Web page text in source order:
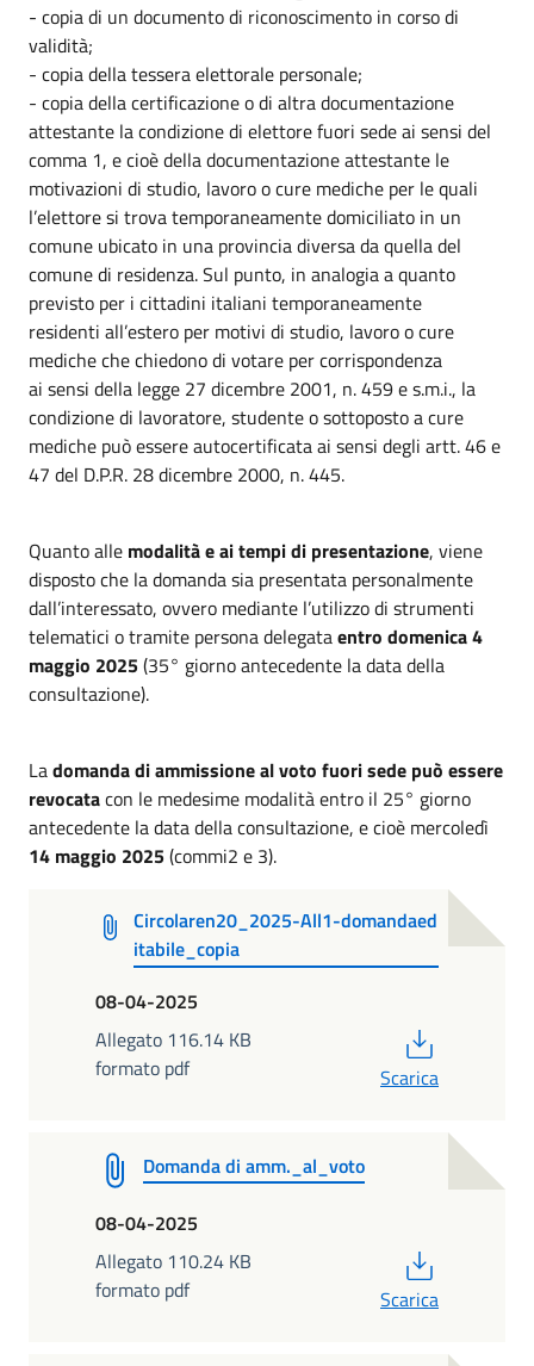
- copia di un documento di riconoscimento in corso di
validità;
- copia della tessera elettorale personale;
- copia della certificazione o di altra documentazione
attestante la condizione di elettore fuori sede ai sensi del
comma 1, e cioè della documentazione attestante le
motivazioni di studio, lavoro o cure mediche per le quali
l’elettore si trova temporaneamente domiciliato in un
comune ubicato in una provincia diversa da quella del
comune di residenza. Sul punto, in analogia a quanto
previsto per i cittadini italiani temporaneamente
residenti all’estero per motivi di studio, lavoro o cure
mediche che chiedono di votare per corrispondenza
ai sensi della legge 27 dicembre 2001, n. 459 e s.m.i., la
condizione di lavoratore, studente o sottoposto a cure
mediche può essere autocertificata ai sensi degli artt. 46 e
47 del D.P.R. 28 dicembre 2000, n. 445.
Quanto alle modalità e ai tempi di presentazione, viene
disposto che la domanda sia presentata personalmente
dall’interessato, ovvero mediante l’utilizzo di strumenti
telematici o tramite persona delegataentro domenica 4
maggio 2025(35° giorno antecedente la data della
consultazione).
Ladomanda di ammissione al voto fuori sede può essere
revocatacon le medesime modalità entro il 25° giorno
antecedente la data della consultazione, e cioè mercoledì
14 maggio 2025(commi2 e 3).
Circolaren20_2025-All1-domandaed
itabile_copia
08-04-2025
Allegato 116.14 KB
formato pdf
Scarica
Domanda di amm._al_voto
08-04-2025
Allegato 110.24 KB
formato pdf
Scarica